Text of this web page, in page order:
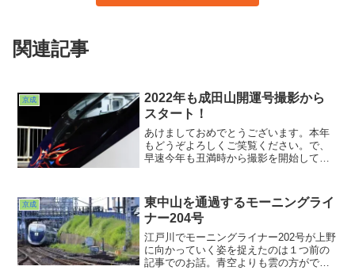
関連記事
京成
2022年も成田山開運号撮影から
スタート！
あけましておめでとうございます。本年
もどうぞよろしくご笑覧ください。で、
早速今年も丑満時から撮影を開始してお
こうして並べてみると毎年毎年マイナー
チェンジが繰り返されていたんですね
ぇ・・。こりゃ来年も楽しみだ♪というわ
けで今年もよろしくです。
京成
東中山を通過するモーニングライ
ナー204号
江戸川でモーニングライナー202号が上野
に向かっていく姿を捉えたのは１つ前の
記事でのお話。青空よりも雲の方がでし